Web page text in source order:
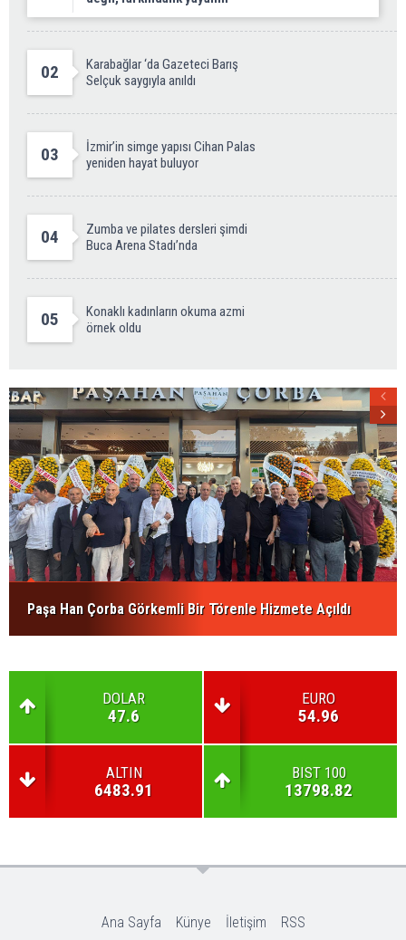
02
Karabağlar ‘da Gazeteci Barış
Selçuk saygıyla anıldı
03
İzmir’in simge yapısı Cihan Palas
yeniden hayat buluyor
04
Zumba ve pilates dersleri şimdi
Buca Arena Stadı’nda
05
Konaklı kadınların okuma azmi
örnek oldu
Paşa Han Çorba Görkemli Bir Törenle Hizmete Açıldı
DOLAR
47.6
EURO
54.96
ALTIN
6483.91
BIST 100
13798.82
Ana Sayfa Künye İletişim RSS